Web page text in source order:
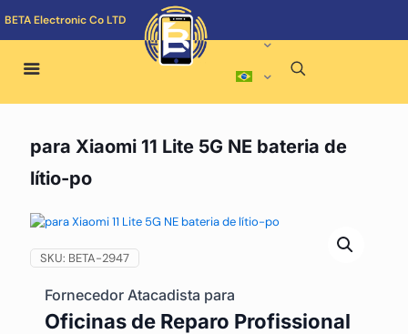
BETA Electronic Co LTD
para Xiaomi 11 Lite 5G NE bateria de
lítio-po
SKU: BETA-2947
Fornecedor Atacadista para
Oficinas de Reparo Profissional